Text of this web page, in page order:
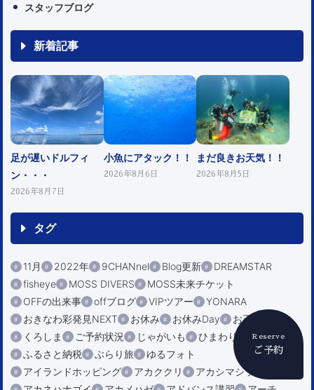
Reserve
ご予約
スタッフブログ
新着記事
足が遅いドルフィ
ン・・・
2026年8月7日
小魚にアタック！！
2026年8月6日
まだ良きお天気！！
2026年8月5日
タグ
11月 2022年 9CHANnel Blog更新
DREAMSTAR
fisheye
MOSS DIVERS
MOSS未来チケット
OFFの出来事
offブログ VIPツアー
YONARA
おきなわ彩発見NEXT
お休み お休みDay
お正月
くろしま
ご予約状況 じゃがいも
ひまわり
ふるさと納税
ぶらり旅
ゆるフォト
アイランドホッピング
アカククリ
アカシマシラヒゲエビ